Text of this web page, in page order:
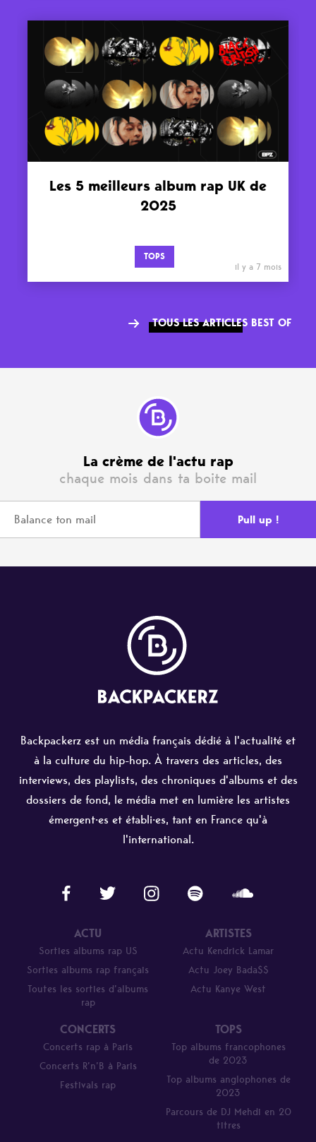
Les 5 meilleurs album rap UK de
2025
TOPS
il y a 7 mois
TOUS LES ARTICLES BEST OF
La crème de l'actu rap
chaque mois dans ta boite mail
Backpackerz est un média français dédié à l'actualité et
à la culture du hip-hop. À travers des articles, des
interviews, des playlists, des chroniques d'albums et des
dossiers de fond, le média met en lumière les artistes
émergent·es et établi·es, tant en France qu'à
l'international.
ACTU
Sorties albums rap US
Sorties albums rap français
Toutes les sorties d’albums
rap
ARTISTES
Actu Kendrick Lamar
Actu Joey Bada$$
Actu Kanye West
CONCERTS
Concerts rap à Paris
Concerts R’n’B à Paris
Festivals rap
TOPS
Top albums francophones
de 2023
Top albums anglophones de
2023
Parcours de DJ Mehdi en 20
titres